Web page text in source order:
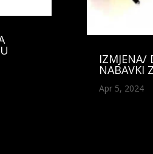
IZMJENA/
NABAVKI
Apr 5, 2024